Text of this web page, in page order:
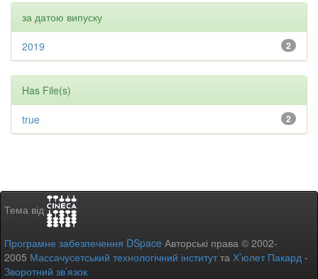
за датою випуску
2
2019
Has File(s)
2
true
Тема від
Програмне забезпечення DSpace Авторські права © 2002-
2005 Массачусетський технологічний інститутта Х’юлет Пакард -
Зворотний зв’язок